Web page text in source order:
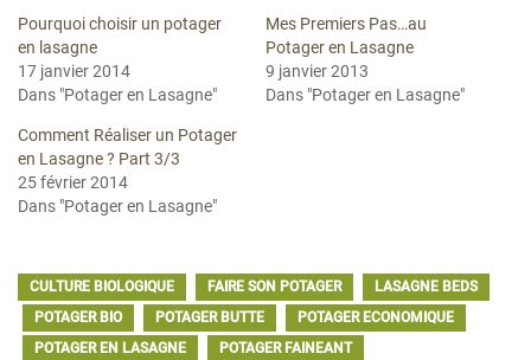
Pourquoi choisir un potager
en lasagne
17 janvier 2014
Dans "Potager en Lasagne"
Mes Premiers Pas…au
Potager en Lasagne
9 janvier 2013
Dans "Potager en Lasagne"
Comment Réaliser un Potager
en Lasagne ? Part 3/3
25 février 2014
Dans "Potager en Lasagne"
CULTURE BIOLOGIQUE FAIRE SON POTAGER
LASAGNE BEDS
POTAGER BIO
POTAGER BUTTE
POTAGER ECONOMIQUE
POTAGER EN LASAGNE
POTAGER FAINEANT